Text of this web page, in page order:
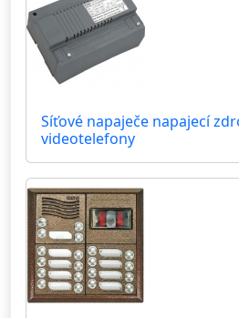
Síťové napaječe napajecí
videotelefony